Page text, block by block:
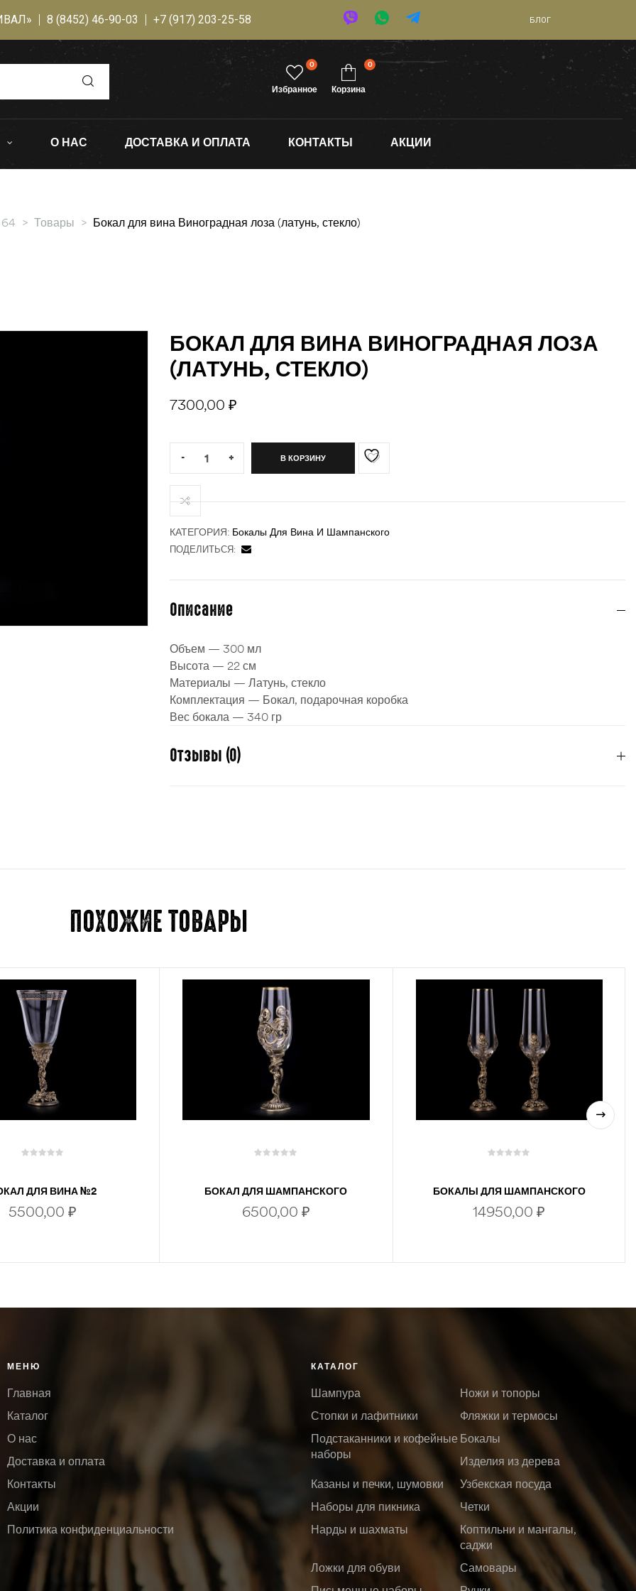
8 (8452) 46-90-03 +7 (917) 203-25-58 БЛОГ
Избранное
0
Корзина
0
О НАС ДОСТАВКА И ОПЛАТА КОНТАКТЫ АКЦИИ
> Товары > Бокал для вина Виноградная лоза (латунь, стекло)
БОКАЛ ДЛЯ ВИНА ВИНОГРАДНАЯ ЛОЗА
(ЛАТУНЬ, СТЕКЛО)
7300,00 ₽
- + В КОРЗИНУ
КАТЕГОРИЯ: Бокалы Для Вина И Шампанского
ПОДЕЛИТЬСЯ:
Описание
Объем — 300 мл
Высота — 22 см
Материалы — Латунь, стекло
Комплектация — Бокал, подарочная коробка
Вес бокала — 340 гр
Отзывы (0)
ПОХОЖИЕ ТОВАРЫ
ДЛЯ ВИНА №2
5500,00₽
БОКАЛ ДЛЯ ШАМПАНСКОГО
ФЛОРА (ЛАТУНЬ, СТЕКЛО)
6500,00 ₽
БОКАЛЫ ДЛЯ ШАМПАНСКОГО
ЖАР ПТИЦА 2 ШТ В ПОДАРОЧНОЙ
КОРОБКЕ (ЛАТУНЬ, СТЕКЛО)
14950,00₽
МЕНЮ
Главная
Каталог
О нас
Доставка и оплата
Контакты
Акции
Политика конфиденциальности
КАТАЛОГ
Шампура
Ножи и топоры
Стопки и лафитники
Фляжки и термосы
Подстаканники и кофейные
наборы
Бокалы
Изделия из дерева
Казаны и печки, шумовки
Узбекская посуда
Наборы для пикника
Четки
Нарды и шахматы
Коптильни и мангалы,
саджи
Ложки для обуви
Самовары